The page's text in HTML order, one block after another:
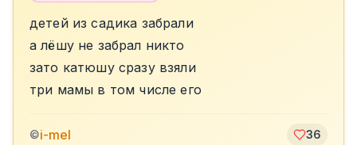
детей из садика забрали
а лёшу не забрал никто
зато катюшу сразу взяли
три мамы в том числе его
©i-mel 36